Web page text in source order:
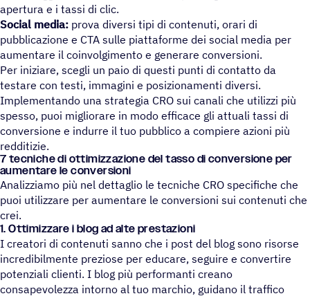
apertura e i tassi di clic.
Social media: prova diversi tipi di contenuti, orari di
pubblicazione e CTA sulle piattaforme dei social media per
aumentare il coinvolgimento e generare conversioni.
Per iniziare, scegli un paio di questi punti di contatto da
testare con testi, immagini e posizionamenti diversi.
Implementando una strategia CRO sui canali che utilizzi più
spesso, puoi migliorare in modo efficace gli attuali tassi di
conversione e indurre il tuo pubblico a compiere azioni più
redditizie.
7 tecni­che di otti­miz­za­zione del tasso di conver­sione per
aumen­tare le conversioni
Analizziamo più nel dettaglio le tecniche CRO specifiche che
puoi utilizzare per aumentare le conversioni sui contenuti che
crei.
1. Ottimizzare i blog ad alte prestazioni
I creatori di contenuti sanno che i post del blog sono risorse
incredibilmente preziose per educare, seguire e convertire
potenziali clienti. I blog più performanti creano
consapevolezza intorno al tuo marchio, guidano il traffico